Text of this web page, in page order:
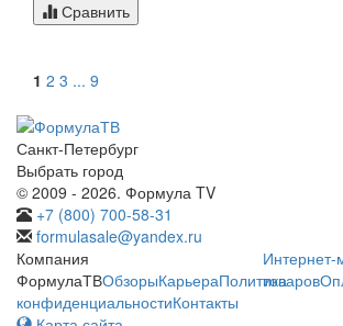
Сравнить
1 2 3 ... 9
Санкт-Петербург
Выбрать город
© 2009 - 2026. Формула TV
+7 (800) 700-58-31
formulasale@yandex.ru
Компания
ФормулаТВОбзорыКарьераПолитика
конфиденциальностиКонтакты
Интернет-
товаров